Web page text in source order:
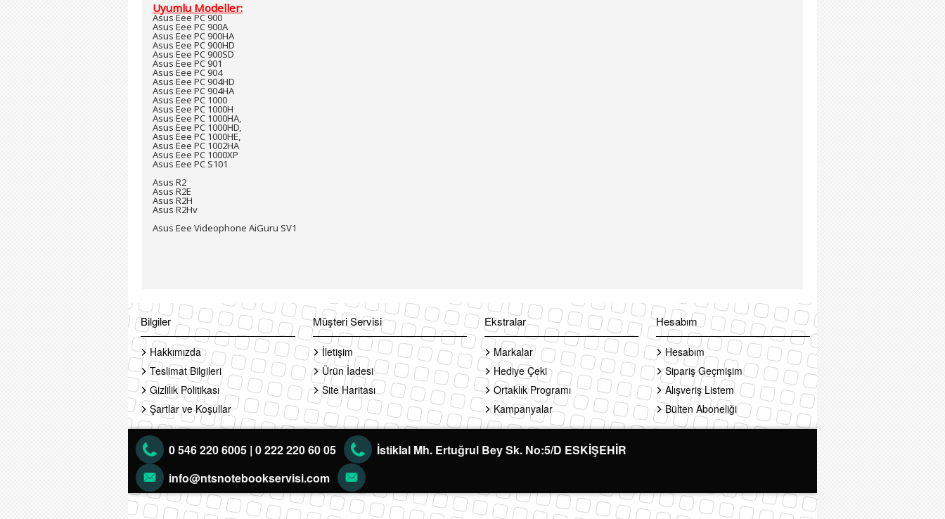
Uyumlu Modeller:
Asus Eee PC 900
Asus Eee PC 900A
Asus Eee PC 900HA
Asus Eee PC 900HD
Asus Eee PC 900SD
Asus Eee PC 901
Asus Eee PC 904
Asus Eee PC 904HD
Asus Eee PC 904HA
Asus Eee PC 1000
Asus Eee PC 1000H
Asus Eee PC 1000HA,
Asus Eee PC 1000HD,
Asus Eee PC 1000HE,
Asus Eee PC 1002HA
Asus Eee PC 1000XP
Asus Eee PC S101
Asus R2
Asus R2E
Asus R2H
Asus R2Hv
Asus Eee Videophone AiGuru SV1
Bilgiler
Hakkımızda
Teslimat Bilgileri
Gizlilik Politikası
Şartlar ve Koşullar
Müşteri Servisi
İletişim
Ürün İadesi
Site Haritası
Ekstralar
Markalar
Hediye Çeki
Ortaklık Programı
Kampanyalar
Hesabım
Hesabım
Sipariş Geçmişim
Alışveriş Listem
Bülten Aboneliği
0 546 220 6005 | 0 222 220 60 05
İstiklal Mh. Ertuğrul Bey Sk. No:5/D ESKİŞEHİR
info@ntsnotebookservisi.com